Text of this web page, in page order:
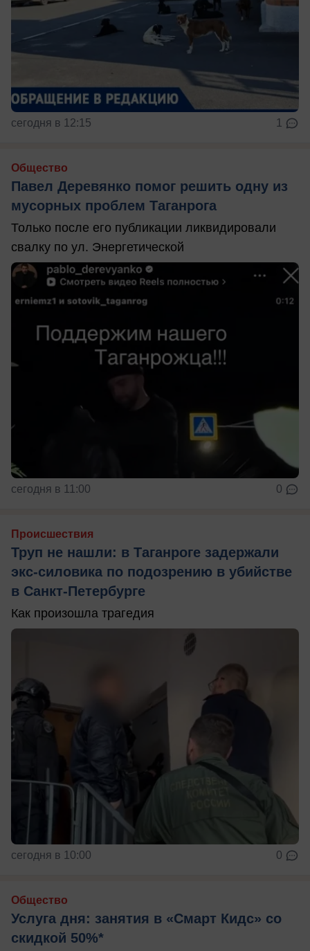
сегодня в 12:15 1
Общество
Павел Деревянко помог решить одну из
мусорных проблем Таганрога
Только после его публикации ликвидировали
свалку по ул. Энергетической
сегодня в 11:00 0
Происшествия
Труп не нашли: в Таганроге задержали
экс-силовика по подозрению в убийстве
в Санкт-Петербурге
Как произошла трагедия
сегодня в 10:00 0
Общество
Услуга дня: занятия в «Смарт Кидс» со
скидкой 50%*